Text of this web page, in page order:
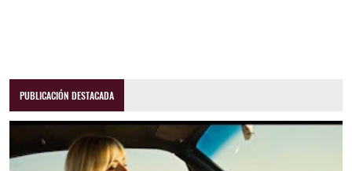
PUBLICACIÓN DESTACADA